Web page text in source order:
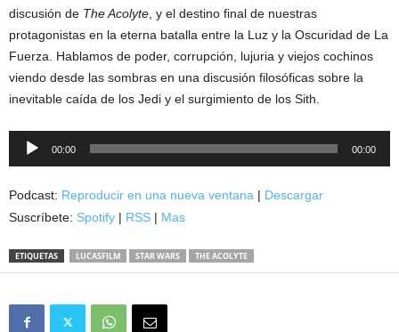
discusión de The Acolyte , y el destino final de nuestras
protagonistas en la eterna batalla entre la Luz y la Oscuridad de La
Fuerza. Hablamos de poder, corrupción, lujuria y viejos cochinos
viendo desde las sombras en una discusión filosóficas sobre la
inevitable caída de los Jedi y el surgimiento de los Sith.
Reproductor
00:00 00:00
Podcast: Reproducir en una nueva ventana | Descargar
Suscríbete: Spotify | RSS | Mas
ETIQUETAS LUCASFILM STAR WARS THE ACOLYTE